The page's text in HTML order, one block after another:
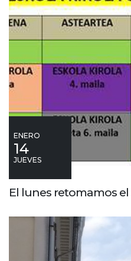
ENERO
14
JUEVES
El lunes retomamos